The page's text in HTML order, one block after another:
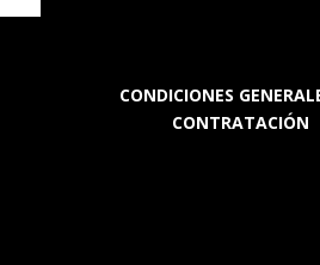
CONDICIONES
CONTRATACIÓN